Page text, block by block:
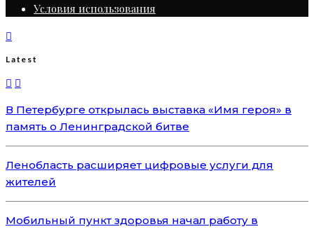
Условия использования
Latest
В Петербурге открылась выставка «Имя героя» в
память о Ленинградской битве
Ленобласть расширяет цифровые услуги для
жителей
Мобильный пункт здоровья начал работу в